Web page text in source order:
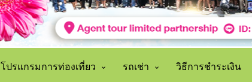
โปรแกรมการท่องเที่ยว รถเช่า วิธีการชำระเงิน